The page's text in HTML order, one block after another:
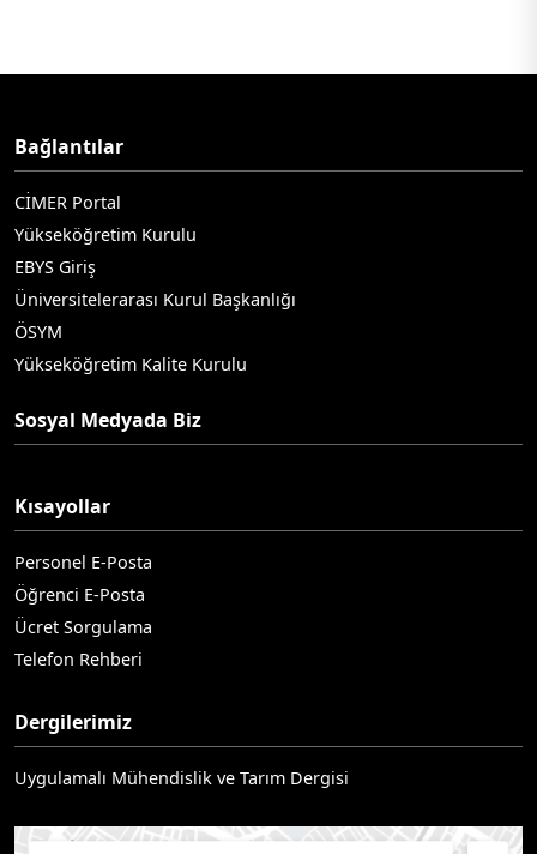
Bağlantılar
CİMER Portal
Yükseköğretim Kurulu
EBYS Giriş
Üniversitelerarası Kurul Başkanlığı
ÖSYM
Yükseköğretim Kalite Kurulu
Sosyal Medyada Biz
Kısayollar
Personel E-Posta
Öğrenci E-Posta
Ücret Sorgulama
Telefon Rehberi
Dergilerimiz
Uygulamalı Mühendislik ve Tarım Dergisi